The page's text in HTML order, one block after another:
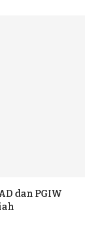
dan PGIW